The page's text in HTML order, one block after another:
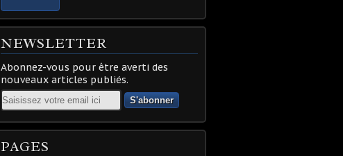
NEWSLETTER
Abonnez-vous pour être averti des
nouveaux articles publiés.
Email
PAGES